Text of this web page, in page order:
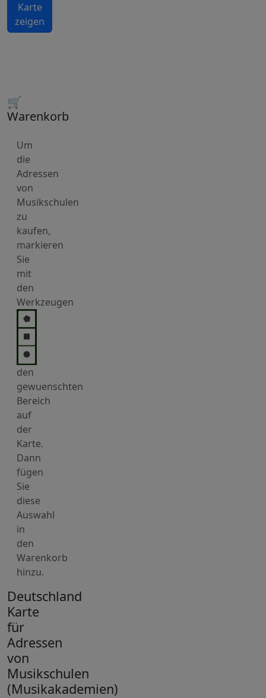
Karte
zeigen
🛒
Warenkorb
Um
die
Adressen
von
Musikschulen
zu
kaufen,
markieren
Sie
mit
den
Werkzeugen
den
gewuenschten
Bereich
auf
der
Karte.
Dann
fügen
Sie
diese
Auswahl
in
den
Warenkorb
hinzu.
Deutschland
Karte
für
Adressen
von
Musikschulen
(Musikakademien)